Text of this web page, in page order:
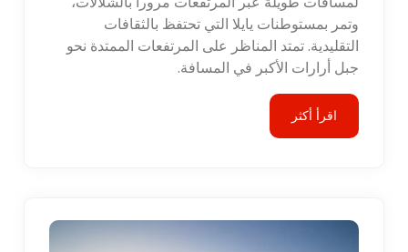
وتمر بمستوطنات يايلا التي تحتفظ بالثقافات
التقليدية. تمتد المناظر على المرتفعات الممتدة نحو
جبل أرارات الأكبر في المسافة.
اقرأ أكثر